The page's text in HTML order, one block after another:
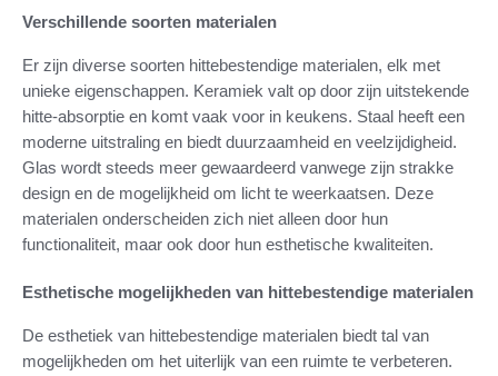
Verschillende soorten materialen
Er zijn diverse soorten hittebestendige materialen, elk met
unieke eigenschappen. Keramiek valt op door zijn uitstekende
hitte-absorptie en komt vaak voor in keukens. Staal heeft een
moderne uitstraling en biedt duurzaamheid en veelzijdigheid.
Glas wordt steeds meer gewaardeerd vanwege zijn strakke
design en de mogelijkheid om licht te weerkaatsen. Deze
materialen onderscheiden zich niet alleen door hun
functionaliteit, maar ook door hun esthetische kwaliteiten.
Esthetische mogelijkheden van hittebestendige materialen
De esthetiek van hittebestendige materialen biedt tal van
mogelijkheden om het uiterlijk van een ruimte te verbeteren.